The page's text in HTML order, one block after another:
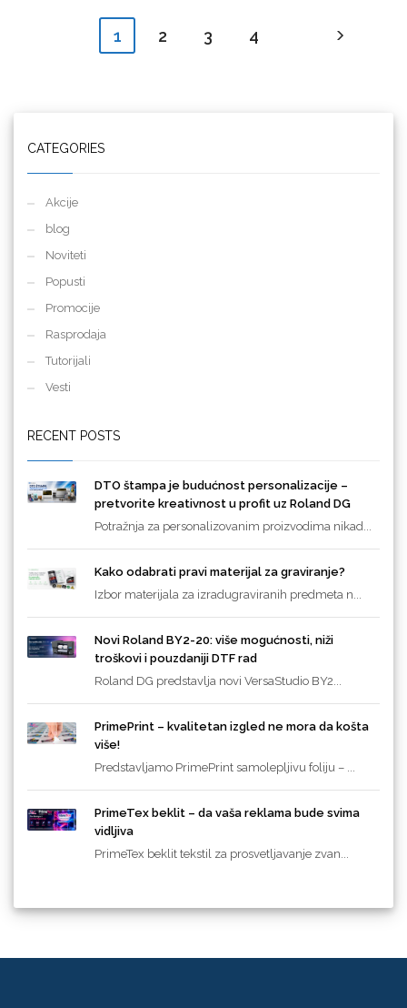
1 2 3 4
CATEGORIES
Akcije
blog
Noviteti
Popusti
Promocije
Rasprodaja
Tutorijali
Vesti
RECENT POSTS
DTO štampa je budućnost personalizacije –
pretvorite kreativnost u profit uz Roland DG
Potražnja za personalizovanim proizvodima nikad...
Kako odabrati pravi materijal za graviranje?
Izbor materijala za izradugraviranih predmeta n...
Novi Roland BY2-20: više mogućnosti, niži
troškovi i pouzdaniji DTF rad
Roland DG predstavlja novi VersaStudio BY2...
PrimePrint – kvalitetan izgled ne mora da košta
više!
Predstavljamo PrimePrint samolepljivu foliju – ...
PrimeTex beklit – da vaša reklama bude svima
vidljiva
PrimeTex beklit tekstil za prosvetljavanje zvan...